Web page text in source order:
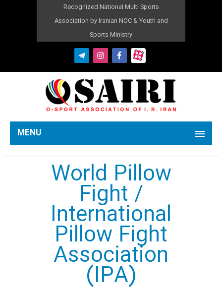
Recognized National Multi Sports
Association by Iranian NOC & Youth and
Sports Ministry
MENU
World Pillow
Fight /
International
Pillow Fight
Association
(IPA)